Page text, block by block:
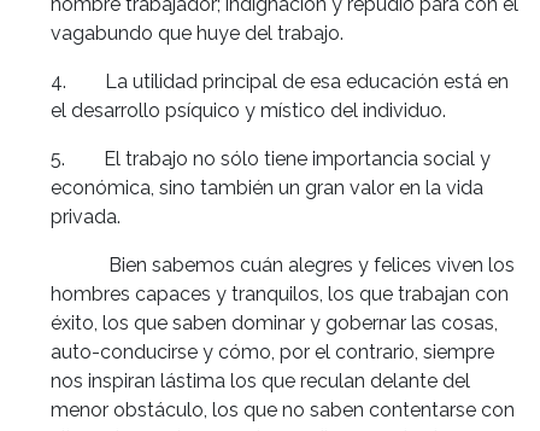
vagabundo que huye del trabajo.
4. La utilidad principal de esa educación está en
el desarrollo psíquico y místico del individuo.
5. El trabajo no sólo tiene importancia social y
económica, sino también un gran valor en la vida
privada.
Bien sabemos cuán alegres y felices viven los
hombres capaces y tranquilos, los que trabajan con
éxito, los que saben dominar y gobernar las cosas,
auto-conducirse y cómo, por el contrario, siempre
nos inspiran lástima los que reculan delante del
menor obstáculo, los que no saben contentarse con